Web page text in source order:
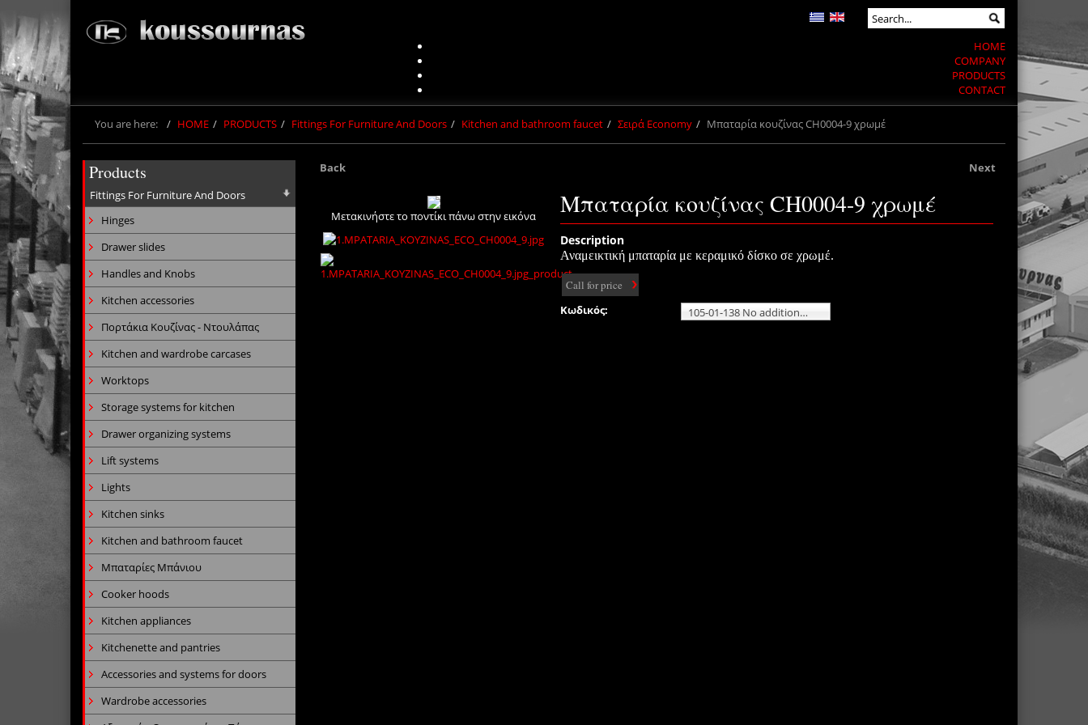
HOME
COMPANY
PRODUCTS
CONTACT
You are here: HOME PRODUCTS Fittings For Furniture And Doors Kitchen and bathroom faucet Σειρά Economy Μπαταρία κουζίνας CH0004-9 χρωμέ
Back Next
Μετακινήστε το ποντίκι πάνω στην εικόνα Μπαταρία κουζίνας CH0004-9 χρωμέ
Description
Αναμεικτική μπαταρία με κεραμικό δίσκο σε χρωμέ.
Call for price
Κωδικός:
105-01-138 No additional charge
Products
Fittings For Furniture And Doors
Hinges
Drawer slides
Handles and Knobs
Kitchen accessories
Πορτάκια Κουζίνας - Ντουλάπας
Kitchen and wardrobe carcases
Worktops
Storage systems for kitchen
Drawer organizing systems
Lift systems
Lights
Kitchen sinks
Kitchen and bathroom faucet
Μπαταρίες Μπάνιου
Cooker hoods
Kitchen appliances
Kitchenette and pantries
Accessories and systems for doors
Wardrobe accessories